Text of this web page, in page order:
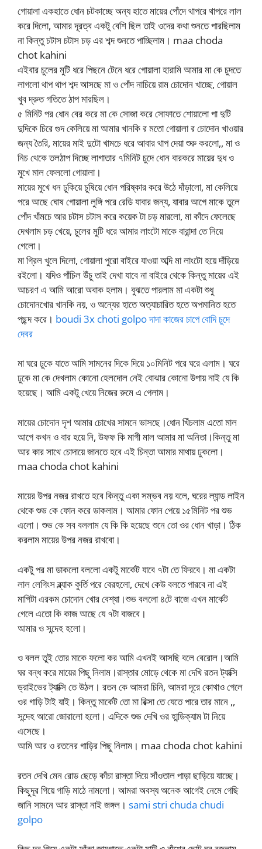
গোয়ালা একহাতে ধোন চটকাচ্ছে অন্য হাতে মায়ের পোঁদে থাপরে থাপরে লাল
করে দিলো, আমার দূরত্ব একটু বেশি ছিল তাই ওদের কথা শুনতে পারছিলাম
না কিন্তু চটাস চটাস চড় এর শব্দ শুনতে পাচ্ছিলাম। maa choda
chot kahini
এইবার চুলের মুটি ধরে পিছনে টেনে ধরে গোয়ালা হারামি আমার মা কে চুদতে
লাগলো থাপ থাপ শব্দ আসছে মা ও পোঁদ নাচিয়ে রাম চোদোন খাচ্ছে, গোয়াল
খুব দ্রুত গতিতে ঠাপ মারছিল।
৫ মিনিট পর ধোন বের করে মা কে সোজা করে সোফাতে শোয়ালো পা দুটি
দুদিকে চিরে গুদ কেলিয়ে মা আমার খানকি র মতো গোয়ালা র চোদোন খাওয়ার
জন্য তৈরি, মায়ের মাই দুটো খামচে ধরে আবার থাপ দেয়া শুরু করলো,, মা ও
নিচ থেকে তলঠাপ দিচ্ছে লাগাতার ৭মিনিট চুদে ধোন বারকরে মায়ের দুধ ও
মুখে মাল ফেললো গোয়ালা।
মায়ের মুখে ধন ঢুকিয়ে চুষিয়ে ধোন পরিষ্কার করে উঠে দাঁড়ালো, মা কেলিয়ে
পরে আছে ঘোষ গোয়ালা লুঙ্গি পরে রেডি যাবার জন্য, যাবার আগে মাকে তুলে
পোঁদ খাঁমচে আর চটাস চটাস করে কয়েক টা চড় মারলো, মা কাঁদে ফেলেছে
দেখলাম চড় খেয়ে, চুলের মুটি ধরে আমার লাংটো মাকে বারান্দা তে নিয়ে
গেলো।
মা গ্রিল খুলে দিলো, গোয়ালা পুরো বাইরে যাওয়া অব্দি মা লাংটো হয়ে দাঁড়িয়ে
রইলো। যদিও পাঁচিল উঁচু তাই দেখা যাবে না বাইরে থেকে কিন্তু মায়ের এই
আচরণ এ আমি আরো অবাক হলাম। বুঝতে পারলাম মা একটা শুধু
চোদোনখোর খানকি নয়, ও অন্যের হাতে অত্যাচারিত হতে অপমানিত হতে
পছন্দ করে। boudi 3x choti golpo দাদা কাজের চাপে বোদি চুদে
দেবর
মা ঘরে ঢুকে যাতে আমি সামনের দিকে দিয়ে ১০মিনিট পরে ঘরে এলাম। ঘরে
ঢুকে মা কে দেখলাম কোনো হেলদোল নেই বোঝার কোনো উপায় নাই যে কি
হয়েছে। আমি একটু খেয়ে নিজের রুমে এ গেলাম।
মায়ের চোদোন দৃশ আমার চোখের সামনে ভাসছে।ধোন খিঁচলাম এতো মাল
আগে কখন ও বার হয়ে নি, উফফ কি মাগী মাল আমার মা অনিতা।কিন্তু মা
আর কার সাথে চোদায়ে জানতে হবে এই চিন্তা আমার মাথায় ঢুকলো।
maa choda chot kahini
মায়ের উপর নজর রাখতে হবে কিন্তু একা সম্ভব নয় বলে, ঘরের ল্যান্ড লাইন
থেকে শুভ কে ফোন করে ডাকলাম। আমার ফোন পেয়ে ১৫মিনিট পর শুভ
এলো। শুভ কে সব বললাম যে কি কি হয়েছে শুনে তো ওর ধোন খাড়া। ঠিক
করলাম মায়ের উপর নজর রাখবো।
একটু পর মা ডাকলো বললো একটু মার্কেট যাবে ৭টা তে ফিরবে। মা একটা
লাল লেগিংস ব্ল্যাক কুর্তি পরে বেরহলো, দেখে কেউ বলতে পারবে না এই
মাগিটা এরকম চোদোন খোর বেশ্যা।শুভ বললো ৪টে বাজে এখন মার্কেট
গেলে এতো কি কাজ আছে যে ৭টা বাজবে।
আমার ও সন্দেহ হলো।
ও বলল তুই তোর মাকে ফলো কর আমি এখনই আসছি বলে বেরোল।আমি
ঘর বন্ধ করে মায়ের পিছু নিলাম।রাস্তার মোড়ে থেকে মা দেখি রতন ট্যাক্সি
ড্রাইভের ট্যাক্সি তে উঠল। রতন কে আমরা চিনি, আমরা দূরে কোথাও গেলে
ওর গাড়ি টাই যাই। কিন্তু মার্কেট তো মা রিক্সা তে যেতে পারে তার মানে ,,
সন্দেহ আরো জোরালো হলো। এদিকে শুভ দেখি ওর হান্ডিক্যাম টা নিয়ে
এসেছে।
আমি আর ও রতনের গাড়ির পিছু নিলাম। maa choda chot kahini
রতন দেখি মেন রোড ছেড়ে কাঁচা রাস্তা দিয়ে সাঁওতাল পাড়া ছাড়িয়ে যাচ্ছে।
কিছুদূর গিয়ে গাড়ি মাঠে নামলো। আমরা অবস্য অনেক আগেই নেমে গেছি
জানি সামনে আর রাস্তা নাই জঙ্গল। sami stri chuda chudi
golpo